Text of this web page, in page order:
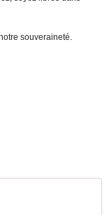
souveraineté.